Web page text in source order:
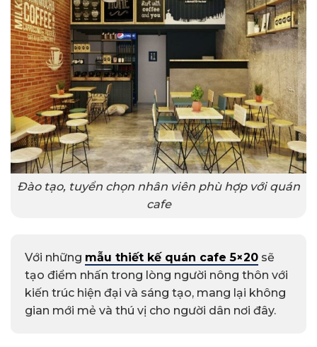
Đào tạo, tuyển chọn nhân viên phù hợp với quán
cafe
Với những mẫu thiết kế quán cafe 5×20 sẽ
tạo điểm nhấn trong lòng người nông thôn với
kiến trúc hiện đại và sáng tạo, mang lại không
gian mới mẻ và thú vị cho người dân nơi đây.